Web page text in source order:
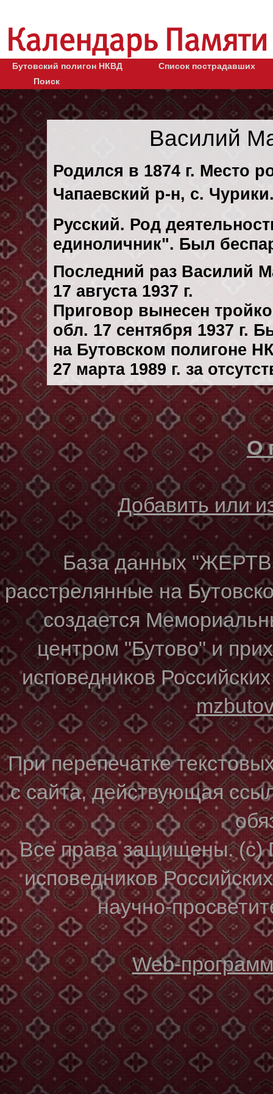
Бутовский полигон НКВД
Список пострадавших
Поиск
Василий
Родился в 1874 г. Место
Чапаевский р-н, с.
Русский. Род
единоличник". Был
Последний раз Василий
17 августа 1937 г.
Приговор вынесен
обл. 17 сентября 1937 г.
на Бутовском полигоне
27 марта 1989 г. за
О
Добавить или
База данных
расстрелянные на
создается
центром "Бутово" и
исповедников
При перепечатке
с сайта, действующая
Все права защищены. (с)
исповедников
научно-
Web-